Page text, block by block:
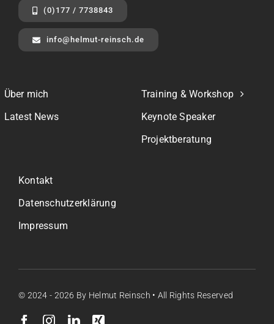
(0)177 / 7738843
info@helmut-reinsch.de
Über mich
Latest News
Training & Workshop
Keynote Speaker
Projektberatung
Kontakt
Datenschutzerklärung
Impressum
© 2024 - 2026 By Helmut Reinsch • All Rights Reserved